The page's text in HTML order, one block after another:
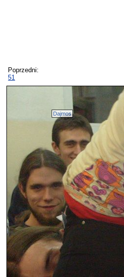
Poprzedni:
51
Dajmos